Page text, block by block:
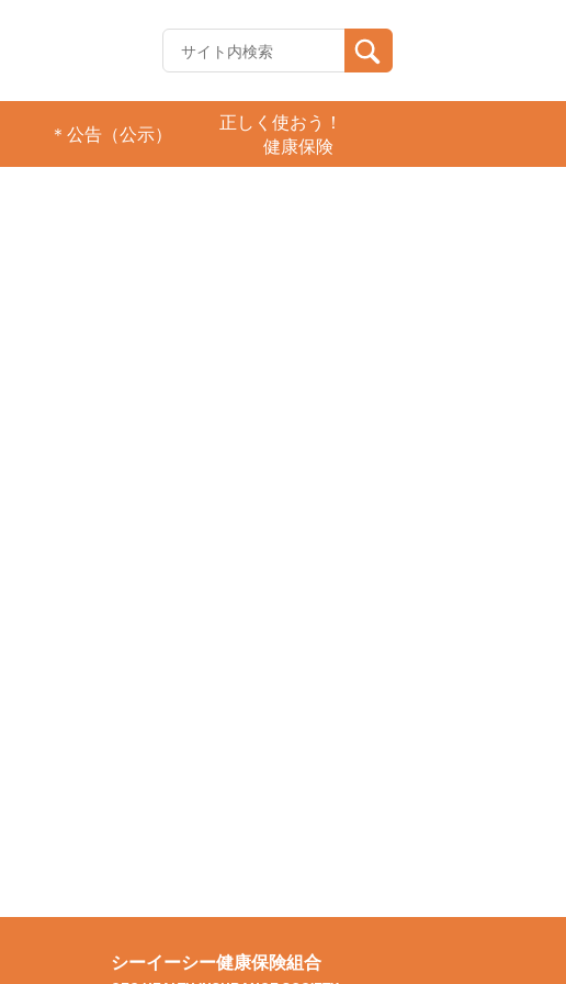
＊公告（公示）
正しく使おう！
健康保険
シーイーシー健康保険組合